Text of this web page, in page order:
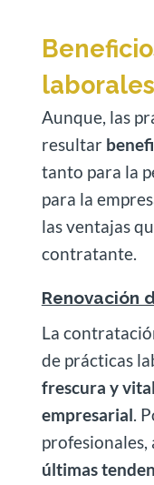
Aunque, las
resultar
tanto para la
para la
las ventajas
contratante.
Renovación
La
de prácticas
frescura y
empresarial.
profesionales,
últimas